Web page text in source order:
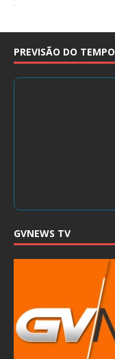
PREVISÃO DO TEMPO
GVNEWS TV